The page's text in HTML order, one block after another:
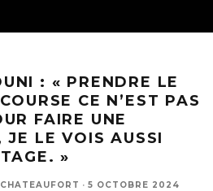
: « PRENDRE LE
CE N’EST PAS
FAIRE UNE
JE LE VOIS AUSSI
»
· 5 OCTOBRE 2024